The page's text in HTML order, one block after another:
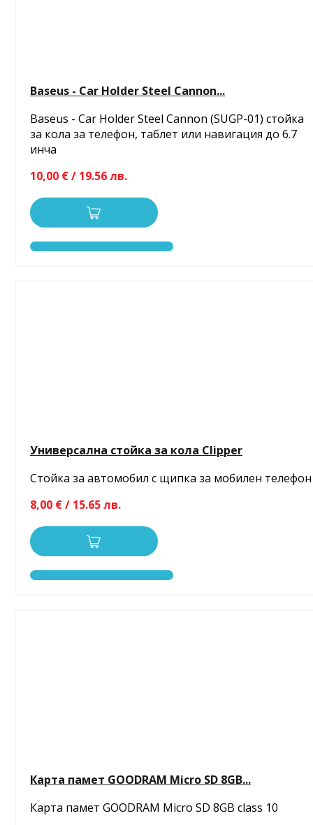
Baseus - Car Holder Steel Cannon...
Baseus - Car Holder Steel Cannon (SUGP-01) стойка
за кола за телефон, таблет или навигация до 6.7
инча
10,00 € / 19.56 лв.
Универсална стойка за кола Clipper
Стойка за автомобил с щипка за мобилен телефон
8,00 € / 15.65 лв.
Карта памет GOODRAM Micro SD 8GB...
Карта памет GOODRAM Micro SD 8GB class 10